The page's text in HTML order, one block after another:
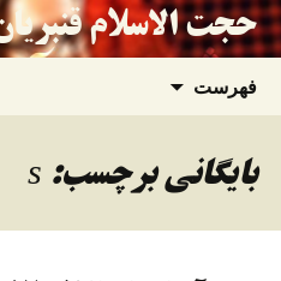
حجت الاسلام
فهرست
نوشته‌ها
بایگانی برچسب: s